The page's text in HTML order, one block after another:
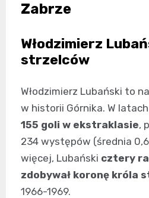
Zabrze
Włodzimierz
strzelców
Włodzimierz Lubański to
w historii Górnika. W
155 goli w ekstraklasie,
234 występów (średnia
więcej, Lubański cztery
zdobywał koronę króla
1966-1969.